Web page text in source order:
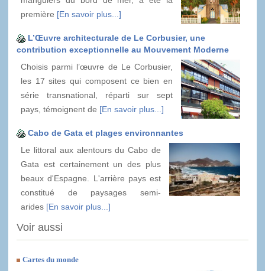
première [En savoir plus...]
L’Œuvre architecturale de Le Corbusier, une
contribution exceptionnelle au Mouvement Moderne
Choisis parmi l’œuvre de Le Corbusier,
les 17 sites qui composent ce bien en
série transnational, réparti sur sept
pays, témoignent de [En savoir plus...]
Cabo de Gata et plages environnantes
Le littoral aux alentours du Cabo de
Gata est certainement un des plus
beaux d'Espagne. L'arrière pays est
constitué de paysages semi-
arides [En savoir plus...]
Voir aussi
Cartes du monde